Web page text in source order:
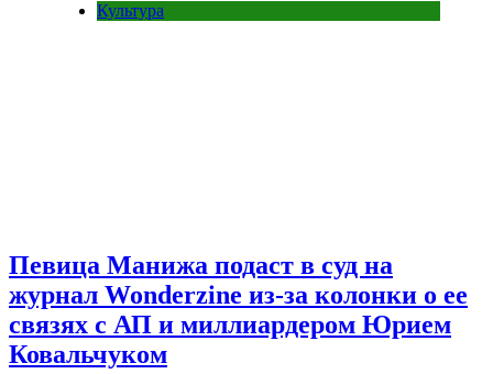
Культура
Певица Манижа подаст в суд на
журнал Wonderzine из-за колонки о ее
связях с АП и миллиардером Юрием
Ковальчуком